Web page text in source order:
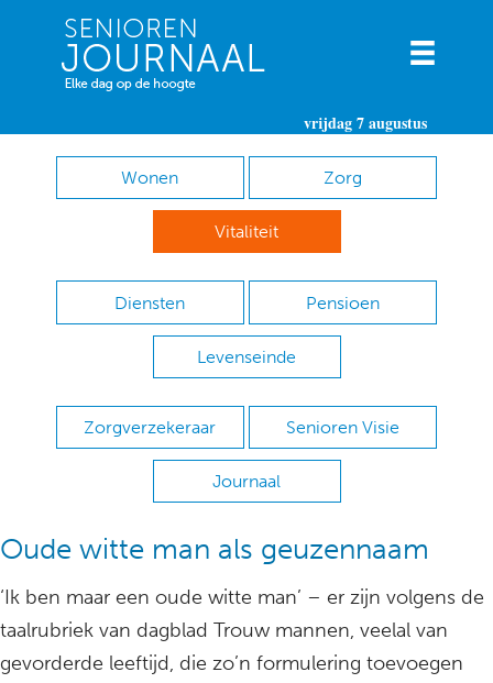
vrijdag 7 augustus
Wonen Zorg
Vitaliteit
Diensten Pensioen
Levenseinde
Zorgverzekeraar Senioren Visie
Journaal
Oude witte man als geuzennaam
‘Ik ben maar een oude witte man’ – er zijn volgens de
taalrubriek van dagblad Trouw mannen, veelal van
gevorderde leeftijd, die zo’n formulering toevoegen